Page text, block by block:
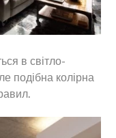
в світло-
подібна колірна